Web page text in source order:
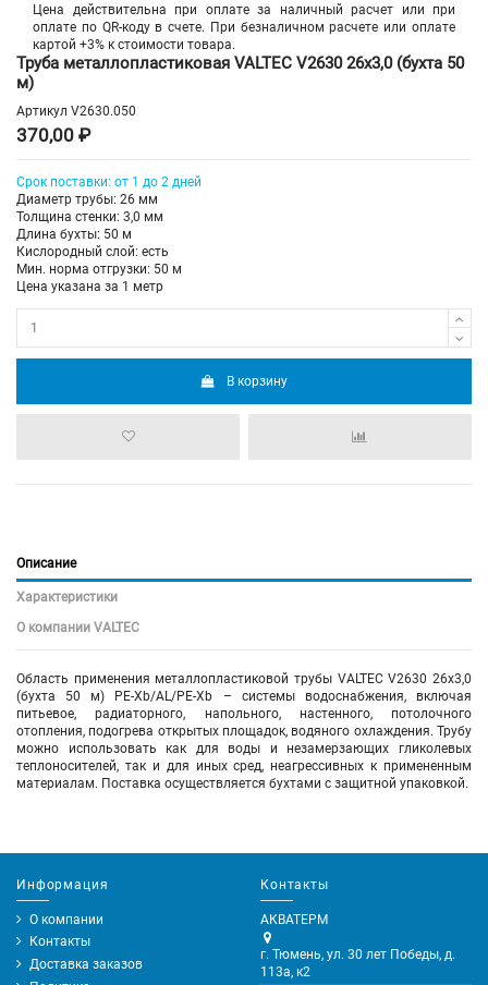
Цена действительна при оплате за наличный расчет или при
оплате по QR-коду в счете. При безналичном расчете или оплате
картой +3% к стоимости товара.
Труба металлопластиковая VALTEC V2630 26х3,0 (бухта 50
м)
Артикул V2630.050
370,00 ₽
Срок поставки: от 1 до 2 дней
Диаметр трубы: 26 мм
Толщина стенки: 3,0 мм
Длина бухты: 50 м
Кислородный слой: есть
Мин. норма отгрузки: 50 м
Цена указана за 1 метр
В корзину
Описание
Характеристики
О компании VALTEC
Область применения металлопластиковой трубы VALTEC V2630 26х3,0
(бухта 50 м) PE-Xb/AL/PE-Xb – системы водоснабжения, включая
питьевое, радиаторного, напольного, настенного, потолочного
отопления, подогрева открытых площадок, водяного охлаждения. Трубу
можно использовать как для воды и незамерзающих гликолевых
теплоносителей, так и для иных сред, неагрессивных к примененным
материалам. Поставка осуществляется бухтами с защитной упаковкой.
Информация
О компании
Контакты
Доставка заказов
Контакты
АКВАТЕРМ
г. Тюмень, ул. 30 лет Победы, д.
113а, к2